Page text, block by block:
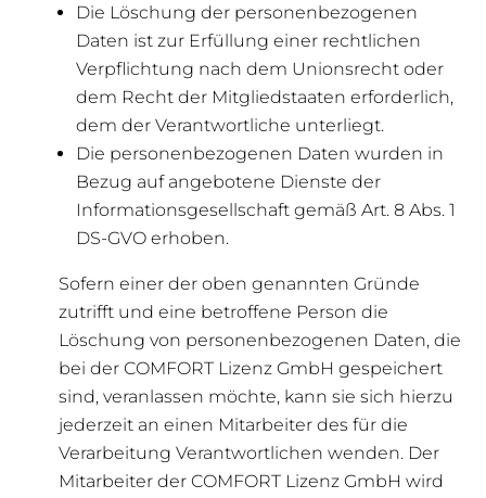
Die Löschung der personenbezogenen
Daten ist zur Erfüllung einer rechtlichen
Verpflichtung nach dem Unionsrecht oder
dem Recht der Mitgliedstaaten erforderlich,
dem der Verantwortliche unterliegt.
Die personenbezogenen Daten wurden in
Bezug auf angebotene Dienste der
Informationsgesellschaft gemäß Art. 8 Abs. 1
DS-GVO erhoben.
Sofern einer der oben genannten Gründe
zutrifft und eine betroffene Person die
Löschung von personenbezogenen Daten, die
bei der COMFORT Lizenz GmbH gespeichert
sind, veranlassen möchte, kann sie sich hierzu
jederzeit an einen Mitarbeiter des für die
Verarbeitung Verantwortlichen wenden. Der
Mitarbeiter der COMFORT Lizenz GmbH wird